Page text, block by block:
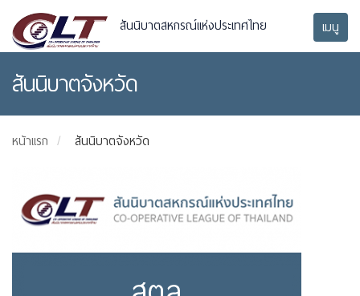
สันนิบาตสหกรณ์แห่งประเทศไทย เมนู
สันนิบาตจังหวัด
หน้าแรก สันนิบาตจังหวัด